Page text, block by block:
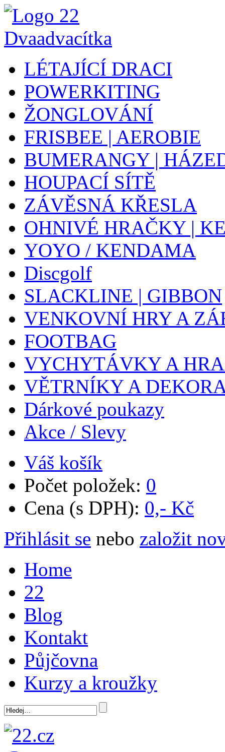
LÉTAJÍCÍ DRACI
POWERKITING
ŽONGLOVÁNÍ
FRISBEE | AEROBIE
BUMERANGY |
HOUPACÍ SÍTĚ
ZÁVĚSNÁ KŘESLA
OHNIVÉ HRAČKY |
YOYO / KENDAMA
Discgolf
SLACKLINE | GIBBON
VENKOVNÍ HRY A
FOOTBAG
VYCHYTÁVKY A
VĚTRNÍKY A
Dárkové poukazy
Akce / Slevy
Váš košík
Počet položek: 0
Cena (s DPH): 0,- Kč
Přihlásit se nebo založit
Home
22
Blog
Kontakt
Půjčovna
Kurzy a kroužky